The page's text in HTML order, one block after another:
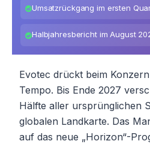
Umsatzrückgang im ersten
Halbjahresbericht im August
Evotec drückt beim
Tempo. Bis Ende 2027
Hälfte aller ursprünglichen
globalen Landkarte. Das
auf das neue „Horizon“-